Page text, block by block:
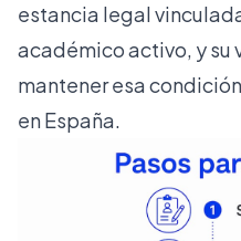
estancia legal
académico activo, y su
mantener esa
en España.